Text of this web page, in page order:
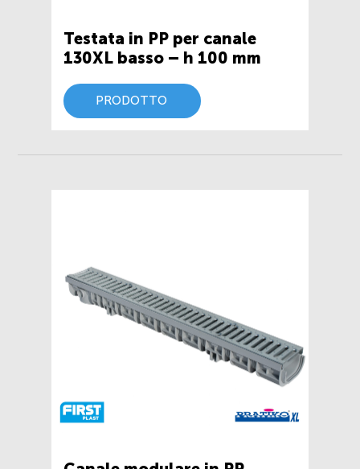
Testata in PP per canale
130XL basso – h 100 mm
PRODOTTO